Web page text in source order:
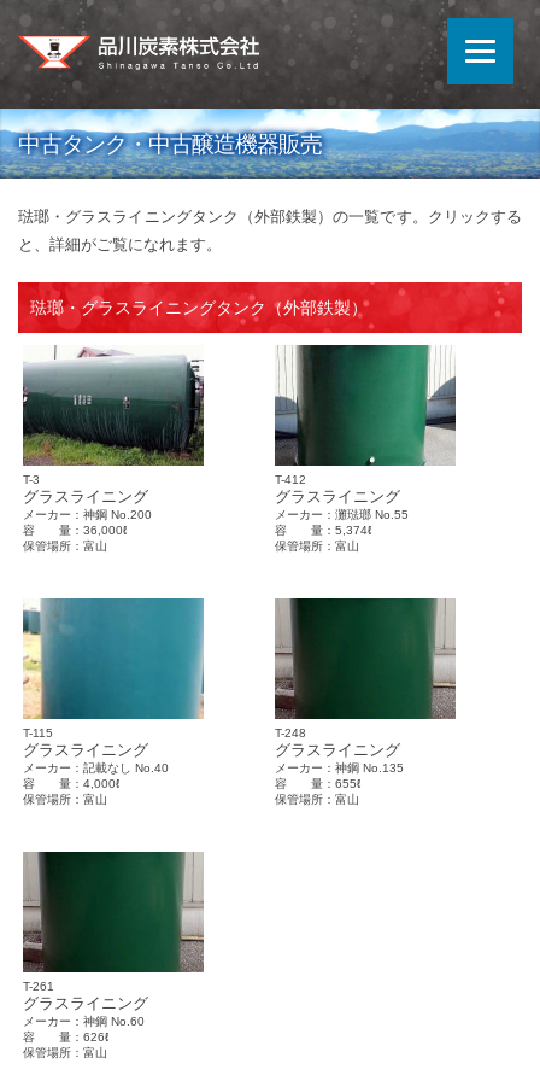
中古タンク・中古醸造機器販売
琺瑯・グラスライニングタンク（外部鉄製）の一覧です。クリックする
と、詳細がご覧になれます。
琺瑯・グラスライニングタンク（外部鉄製）
T-3
グラスライニング
メーカー：神鋼 No.200
容 量：36,000ℓ
保管場所：富山
T-412
グラスライニング
メーカー：灘琺瑯 No.55
容 量：5,374ℓ
保管場所：富山
T-115
グラスライニング
メーカー：記載なし No.40
容 量：4,000ℓ
保管場所：富山
T-248
グラスライニング
メーカー：神鋼 No.135
容 量：655ℓ
保管場所：富山
T-261
グラスライニング
メーカー：神鋼 No.60
容 量：626ℓ
保管場所：富山